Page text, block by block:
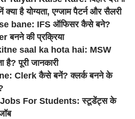
है योग्यता, एग्जाम पैटर्न और सैलरी
bane: IFS ऑफिसर कैसे बने?
बनने की प्रक्रिया
saal ka hota hai: MSW
है? पूरी जानकारी
Clerk कैसे बनें? क्लर्क बनने के
For Students: स्टूडेंट्स के